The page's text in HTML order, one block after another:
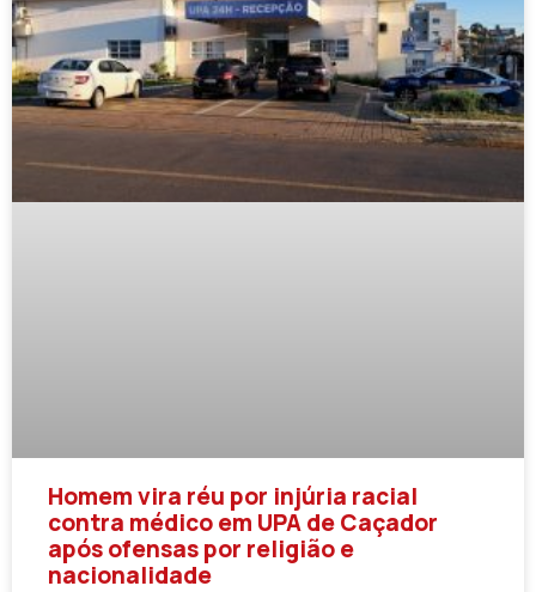
Homem vira réu por injúria racial
contra médico em UPA de Caçador
após ofensas por religião e
nacionalidade